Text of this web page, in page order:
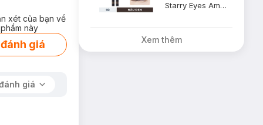
xét của bạn về
này
giá
giá
Starry Eyes Am9 to Pm9 Slim Gel Eyeliner #M02 Matt Brown
Xem thêm